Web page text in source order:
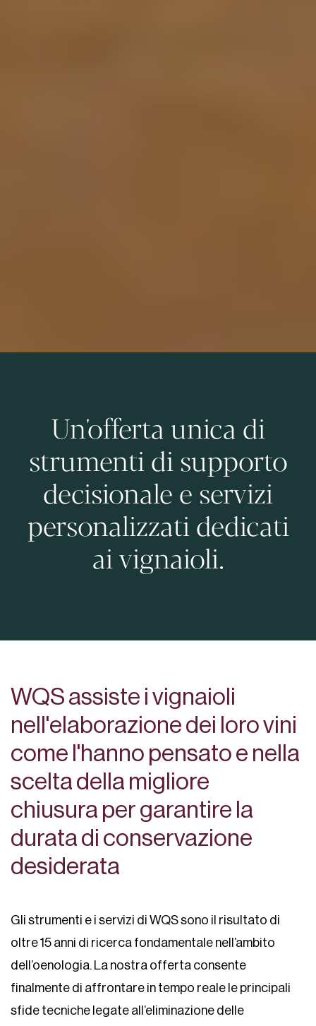
Un'offerta unica di
strumenti di supporto
decisionale e servizi
personalizzati dedicati
ai vignaioli.
WQS assiste i vignaioli
nell'elaborazione dei loro vini
come l'hanno pensato e nella
scelta della migliore
chiusura per garantire la
durata di conservazione
desiderata
Gli strumenti e i servizi di WQS sono il risultato di
oltre 15 anni di ricerca fondamentale nell’ambito
dell’oenologia. La nostra offerta consente
finalmente di affrontare in tempo reale le principali
sfide tecniche legate all’eliminazione delle